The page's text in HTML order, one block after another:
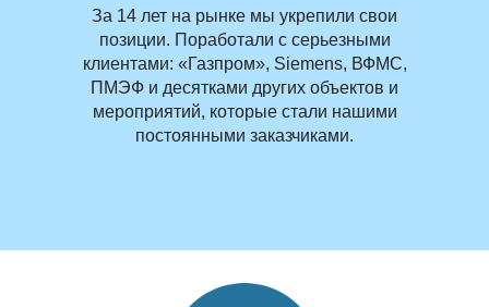
За 14 лет на рынке мы укрепили свои
позиции. Поработали с серьезными
клиентами: «Газпром», Siemens, ВФМС,
ПМЭФ и десятками других объектов и
мероприятий, которые стали нашими
постоянными заказчиками.